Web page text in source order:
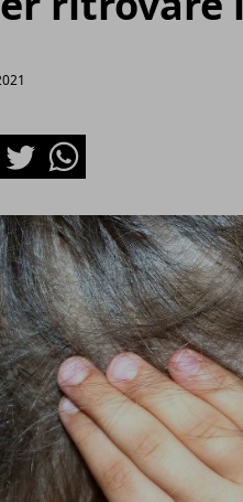
TwitterWhatsapp